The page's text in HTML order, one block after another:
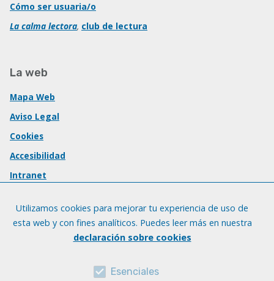
Cómo ser usuaria/o
La calma lectora, club de lectura
La web
Mapa Web
Aviso Legal
Cookies
Accesibilidad
Intranet
Utilizamos cookies para mejorar tu experiencia de uso de
esta web y con fines analíticos. Puedes leer más en nuestra
declaración sobre cookies
Esenciales